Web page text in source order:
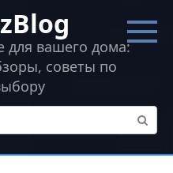
для вашего дома:
советы по